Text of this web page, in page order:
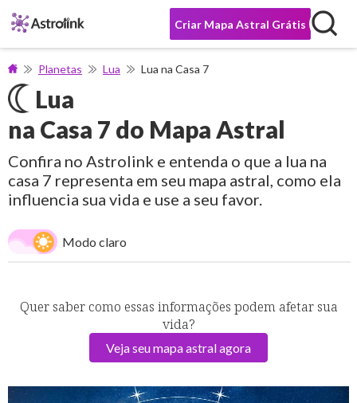
Criar Mapa Astral Grátis
Planetas Lua Lua na Casa 7
Lua
na Casa 7 do Mapa Astral
Confira no Astrolink e entenda o que a lua na
casa 7 representa em seu mapa astral, como ela
influencia sua vida e use a seu favor.
Modo claro
Quer saber como essas informações podem afetar sua
vida?
Veja seu mapa astral agora